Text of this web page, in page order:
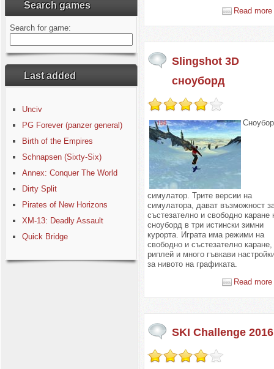
Search games
Search for game:
Last added
Unciv
PG Forever (panzer general)
Birth of the Empires
Schnapsen (Sixty-Six)
Annex: Conquer The World
Dirty Split
Pirates of New Horizons
XM-13: Deadly Assault
Quick Bridge
Read
Slingshot 3D
сноуборд
симулатор. Трите версии на
симулатора, дават възможност
състезателно и свободно каране
сноуборд в три истински зимни
курорта. Играта има режими на
свободно и състезателно каране,
риплей и много гъвкави
за нивото на графиката.
Read
SKI Challenge 2016